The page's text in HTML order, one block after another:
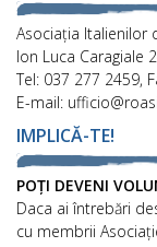
Asociaţia Italienilor
Ion Luca Caragiale
Tel: 037 277 2459,
E-mail:
IMPLICĂ-TE!
POȚI DEVENI
Daca ai întrebări
cu membrii